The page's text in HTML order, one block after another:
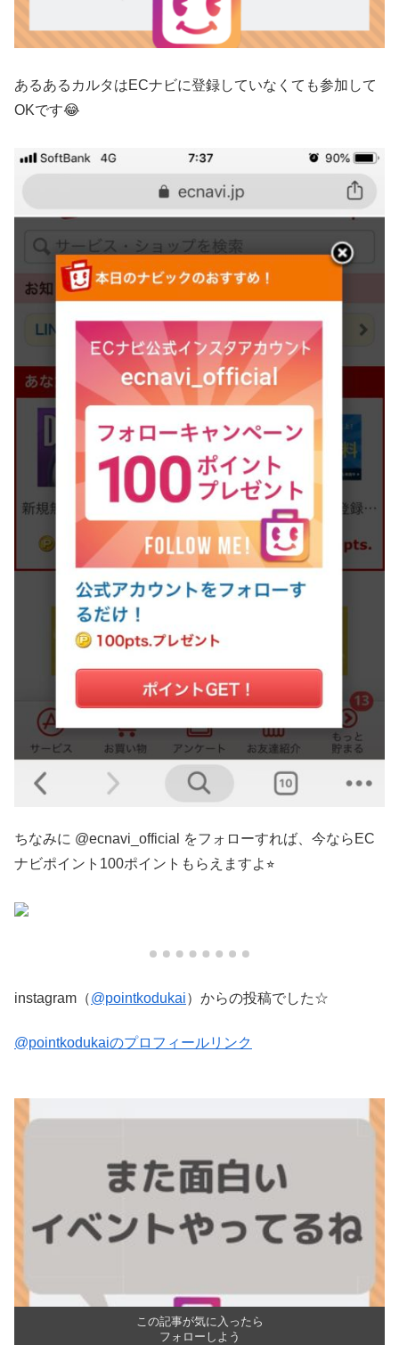
あるあるカルタはECナビに登録していなくても参加して
OKです😂
ちなみに @ecnavi_official をフォローすれば、今ならEC
ナビポイント100ポイントもらえますよ⭐︎
instagram（@pointkodukai）からの投稿でした☆
@pointkodukaiのプロフィールリンク
この記事が気に入ったら
フォローしよう